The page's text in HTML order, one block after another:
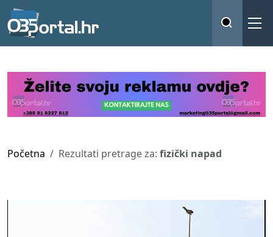
Početna Rezultati pretrage za: fizički napad